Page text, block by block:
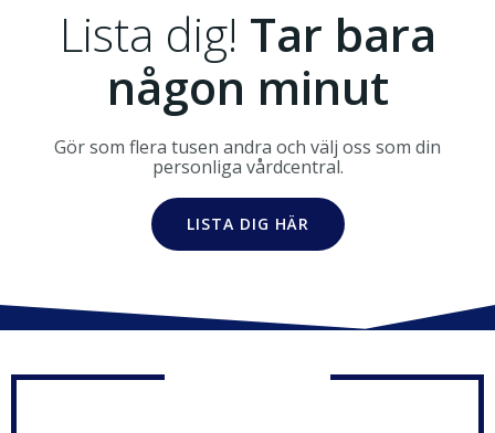
Lista dig! Tar bara
någon minut
Gör som flera tusen andra och välj oss som din
personliga vårdcentral.
LISTA DIG HÄR